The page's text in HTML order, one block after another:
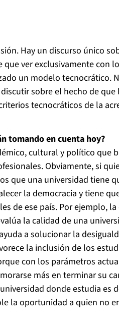
Hay un discurso único
ver exclusivamente con
un modelo tecnocrático.
sobre el hecho de que
tecnocráticos de la
tomando en cuenta hoy?
cultural y político que
Obviamente, si
que una universidad tiene
la democracia y tiene
de ese país. Por ejemplo,
la calidad de una
a solucionar la
la inclusión de los
con los parámetros
más en terminar su
donde estudia es
la oportunidad a quien no